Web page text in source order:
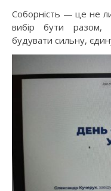
Соборність — це не
вибір бути разом,
будувати сильну,